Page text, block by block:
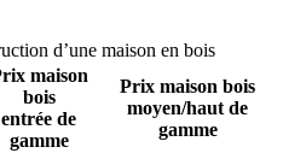
d’une maison en bois
maison
bois
entrée de
gamme
Prix maison bois
moyen/haut de
gamme